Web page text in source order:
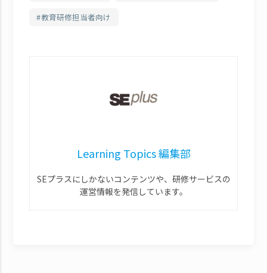
教育研修担当者向け
Learning Topics 編集部
SEプラスにしかないコンテンツや、研修サービスの
運営情報を発信しています。